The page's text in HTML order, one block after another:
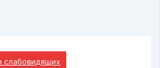
слабовидящих